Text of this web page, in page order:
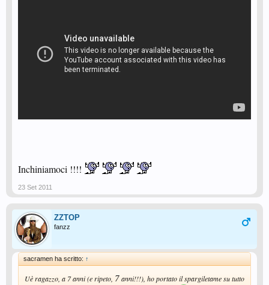
Inchiniamoci !!!!
23 Set 2011
ZZTOP
fanzz
sacramen ha scritto: ↑
Uè ragazzo, a 7 anni (e ripeto, 7anni!!!), ho portato il spargiletame su tutto